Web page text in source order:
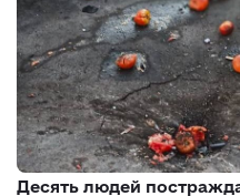
Десять людей